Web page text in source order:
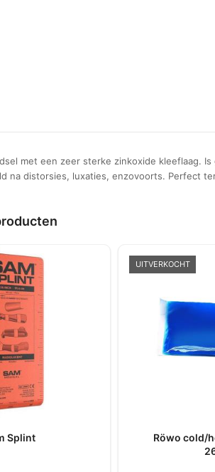
met een zeer sterke zinkoxide kleeflaag.
na distorsies, luxaties, enzovoorts. Perfect
Splint
UITVERKOCHT
Röwo cold/